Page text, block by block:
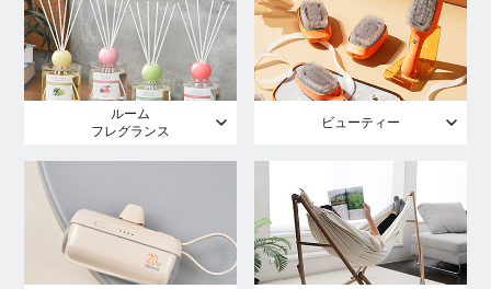
ルーム
フレグランス
ビューティー